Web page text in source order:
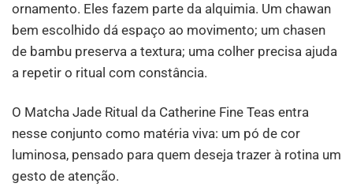
ornamento. Eles fazem parte da alquimia. Um chawan
bem escolhido dá espaço ao movimento; um chasen
de bambu preserva a textura; uma colher precisa ajuda
a repetir o ritual com constância.
O Matcha Jade Ritual da Catherine Fine Teas entra
nesse conjunto como matéria viva: um pó de cor
luminosa, pensado para quem deseja trazer à rotina um
gesto de atenção.